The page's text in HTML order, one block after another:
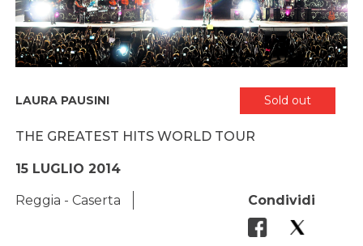
LAURA PAUSINI Sold out
THE GREATEST HITS WORLD TOUR
15 LUGLIO 2014
Reggia - Caserta Condividi